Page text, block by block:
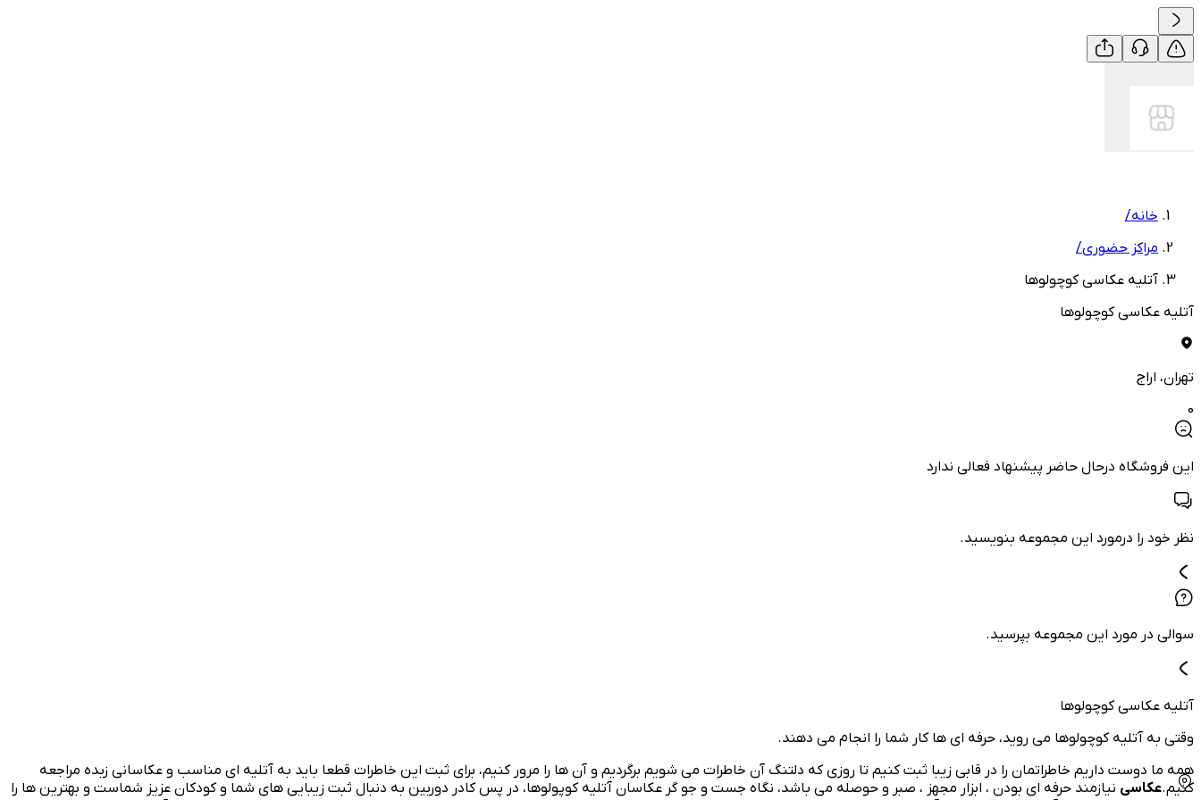
خانه/
مراکز حضوری/
آتلیه عکاسی کوچولوها
آتلیه عکاسی کوچولوها
تهران، اراج
0
این فروشگاه درحال حاضر پیشنهاد فعالی ندارد
نظر خود را درمورد این مجموعه بنویسید.
سوالی در مورد این مجموعه بپرسید.
آتلیه عکاسی کوچولوها
وقتی به آتلیه کوچولوها می روید، حرفه ای ها کار شما را انجام می دهند.
همه ما دوست داریم خاطراتمان را در قابی زیبا ثبت کنیم تا روزی که دلتنگ آن خاطرات می شویم برگردیم و آن ها را مرور کنیم، برای ثبت این خاطرات قطعا باید به آتلیه ای مناسب و عکاسانی زبده مراجعه
کنیم.عکاسی نیازمند حرفه ای بودن ، ابزار مجهز ، صبر و حوصله می باشد، نگاه جست و جو گر عکاسان آتلیه کوپولوها، در پس کادر دوربین به دنبال ثبت زیبایی های شما و کودکان عزیز شماست و بهترین ها را